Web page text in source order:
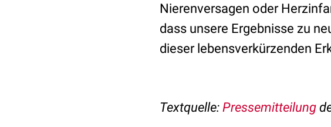
Nierenversagen oder
dass unsere Ergebnisse zu
dieser lebensverkürzenden
Textquelle: Pressemitteilung